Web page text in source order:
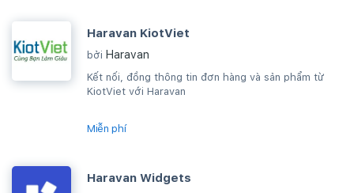
Haravan KiotViet
bởi Haravan
Kết nối, đồng thông tin đơn hàng và sản phẩm từ
KiotViet với Haravan
Miễn phí
Haravan Widgets